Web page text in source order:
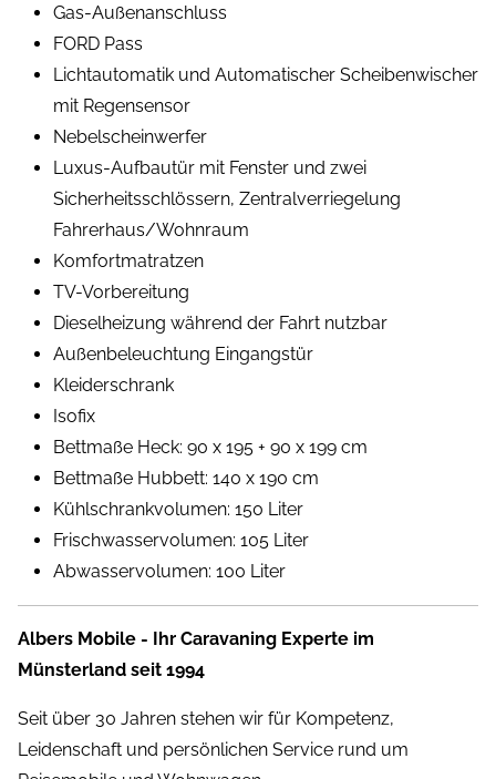
Gas-Außenanschluss
FORD Pass
Lichtautomatik und Automatischer Scheibenwischer
mit Regensensor
Nebelscheinwerfer
Luxus-Aufbautür mit Fenster und zwei
Sicherheitsschlössern, Zentralverriegelung
Fahrerhaus/Wohnraum
Komfortmatratzen
TV-Vorbereitung
Dieselheizung während der Fahrt nutzbar
Außenbeleuchtung Eingangstür
Kleiderschrank
Isofix
Bettmaße Heck: 90 x 195 + 90 x 199 cm
Bettmaße Hubbett: 140 x 190 cm
Kühlschrankvolumen: 150 Liter
Frischwasservolumen: 105 Liter
Abwasservolumen: 100 Liter
Albers Mobile - Ihr Caravaning Experte im
Münsterland seit 1994
Seit über 30 Jahren stehen wir für Kompetenz,
Leidenschaft und persönlichen Service rund um